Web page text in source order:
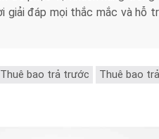
giải đáp mọi thắc mắc và hỗ
Thuê bao trả trước
Thuê bao